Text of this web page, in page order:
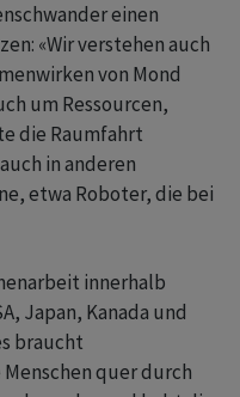
einen
«Wir verstehen auch
von Mond
um Ressourcen,
die Raumfahrt
in anderen
etwa Roboter, die bei
innerhalb
Japan, Kanada und
braucht
quer durch